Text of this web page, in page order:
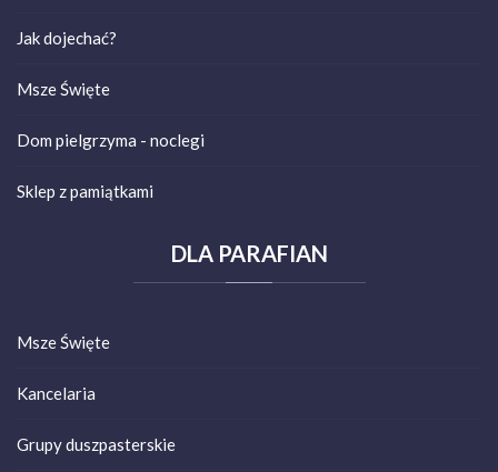
Jak dojechać?
Msze Święte
Dom pielgrzyma - noclegi
Sklep z pamiątkami
DLAPARAFIAN
Msze Święte
Kancelaria
Grupy duszpasterskie